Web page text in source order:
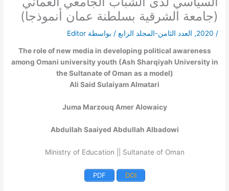
(جامعة الشرقية بسلطنة عمان أنموذجا)
/
2020
, العدد الثامن-المجلد الرابع / بواسطة Editor
The role of new media in developing political awareness
among Omani university youth (Ash Sharqiyah University in
the Sultanate of Oman as a model)
Ali Said Sulaiyam Almatari
Juma Marzouq Amer Alowaicy
Abdullah Saaiyed Abdullah Albadowi
Ministry of Education || Sultanate of Oman
DOI
PDF